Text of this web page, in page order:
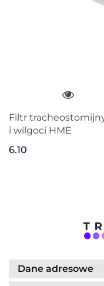
Filtr
i wilgoci HME
6.10
Dane adresowe